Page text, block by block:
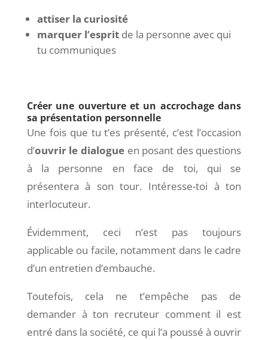
attiser la curiosité
marquer l’esprit de la personne avec qui
tu communiques
Créer une ouverture et un accrochage dans
sa présentation personnelle
Une fois que tu t’es présenté, c’est l’occasion
d’ouvrir le dialogue en posant des questions
à la personne en face de toi, qui se
présentera à son tour. Intéresse-toi à ton
interlocuteur.
Évidemment, ceci n’est pas toujours
applicable ou facile, notamment dans le cadre
d’un entretien d’embauche.
Toutefois, cela ne t’empêche pas de
demander à ton recruteur comment il est
entré dans la société, ce qui l’a poussé à ouvrir